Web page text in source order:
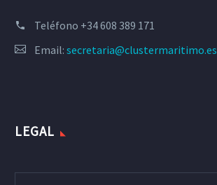
Teléfono +34 608 389 171
Email: secretaria@clustermaritimo.es
LEGAL